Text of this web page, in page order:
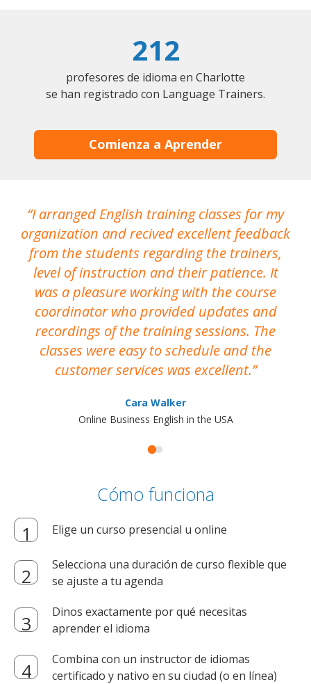
212
profesores de idioma en Charlotte
se han registrado con Language Trainers.
Comienza a Aprender
I arranged English training classes for my
organization and recived excellent feedback
from the students regarding the trainers,
level of instruction and their patience. It
was a pleasure working with the course
coordinator who provided updates and
recordings of the training sessions. The
classes were easy to schedule and the
customer services was excellent.
Cara Walker
Online Business English in the USA
Cómo funciona
Elige un curso presencial u online
Selecciona una duración de curso flexible que
se ajuste a tu agenda
Dinos exactamente por qué necesitas
aprender el idioma
Combina con un instructor de idiomas
certificado y nativo en su ciudad (o en línea)